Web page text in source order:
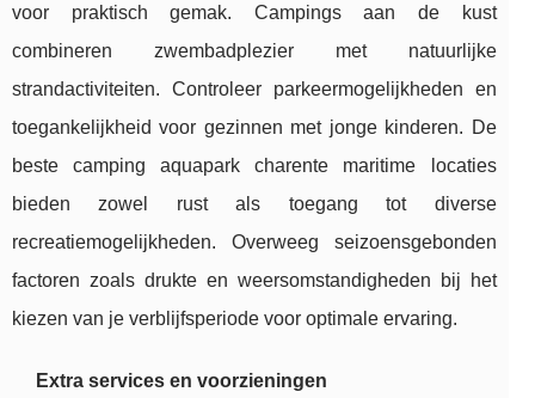
voor praktisch gemak. Campings aan de kust
combineren zwembadplezier met natuurlijke
strandactiviteiten. Controleer parkeermogelijkheden en
toegankelijkheid voor gezinnen met jonge kinderen. De
beste camping aquapark charente maritime locaties
bieden zowel rust als toegang tot diverse
recreatiemogelijkheden. Overweeg seizoensgebonden
factoren zoals drukte en weersomstandigheden bij het
kiezen van je verblijfsperiode voor optimale ervaring.
Extra services en voorzieningen